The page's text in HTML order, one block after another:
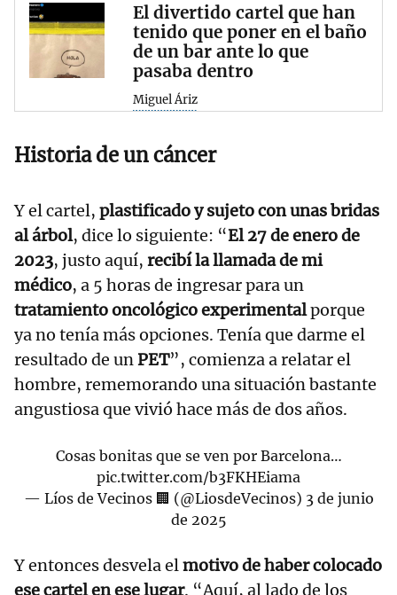
El divertido cartel que han
tenido que poner en el baño
de un bar ante lo que
pasaba dentro
Miguel Áriz
Historia de un cáncer
Y el cartel, plastificado y sujeto con unas bridas
al árbol, dice lo siguiente: “El 27 de enero de
2023, justo aquí, recibí la llamada de mi
médico, a 5 horas de ingresar para un
tratamiento oncológico experimentalporque
ya no tenía más opciones. Tenía que darme el
resultado de unPET”, comienza a relatar el
hombre, rememorando una situación bastante
angustiosa que vivió hace más de dos años.
Cosas bonitas que se ven por Barcelona…
pic.twitter.com/b3FKHEiama
— Líos de Vecinos 🏢 (@LiosdeVecinos) 3 de junio
de 2025
Y entonces desvela elmotivo de haber colocado
ese cartel en ese lugar. “Aquí, al lado de los